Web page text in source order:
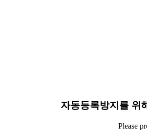
자동등록방지를 위
Please